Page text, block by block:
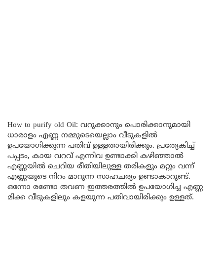
How to purify old Oil: വറുക്കാനും പൊരിക്കാനുമായി
ധാരാളം എണ്ണ നമ്മുടെയെല്ലാം വീടുകളിൽ
ഉപയോഗിക്കുന്ന പതിവ് ഉള്ളതായിരിക്കും. പ്രത്യേകിച്ച്
പപ്പടം, കായ വറവ് എന്നിവ ഉണ്ടാക്കി കഴിഞ്ഞാൽ
എണ്ണയിൽ ചെറിയ രീതിയിലുള്ള തരികളും മറ്റും വന്ന്
എണ്ണയുടെ നിറം മാറുന്ന സാഹചര്യം ഉണ്ടാകാറുണ്ട്.
ഒന്നോ രണ്ടോ തവണ ഇത്തരത്തിൽ ഉപയോഗിച്ച എണ്ണ
മിക്ക വീടുകളിലും കളയുന്ന പതിവായിരിക്കും ഉള്ളത്.